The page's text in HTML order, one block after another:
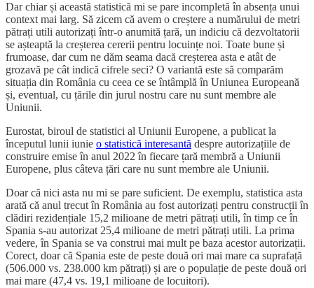
Dar chiar și această statistică mi se pare incompletă în absența unui
context mai larg. Să zicem că avem o creștere a numărului de metri
pătrați utili autorizați într-o anumită țară, un indiciu că dezvoltatorii
se așteaptă la creșterea cererii pentru locuințe noi. Toate bune și
frumoase, dar cum ne dăm seama dacă creșterea asta e atât de
grozavă pe cât indică cifrele seci? O variantă este să comparăm
situația din România cu ceea ce se întâmplă în Uniunea Europeană
și, eventual, cu țările din jurul nostru care nu sunt membre ale
Uniunii.
Eurostat, biroul de statistici al Uniunii Europene, a publicat la
începutul lunii iunie o statistică interesantă despre autorizațiile de
construire emise în anul 2022 în fiecare țară membră a Uniunii
Europene, plus câteva țări care nu sunt membre ale Uniunii.
Doar că nici asta nu mi se pare suficient. De exemplu, statistica asta
arată că anul trecut în România au fost autorizați pentru construcții în
clădiri rezidențiale 15,2 milioane de metri pătrați utili, în timp ce în
Spania s-au autorizat 25,4 milioane de metri pătrați utili. La prima
vedere, în Spania se va construi mai mult pe baza acestor autorizații.
Corect, doar că Spania este de peste două ori mai mare ca suprafață
(506.000 vs. 238.000 km pătrați) și are o populație de peste două ori
mai mare (47,4 vs. 19,1 milioane de locuitori).